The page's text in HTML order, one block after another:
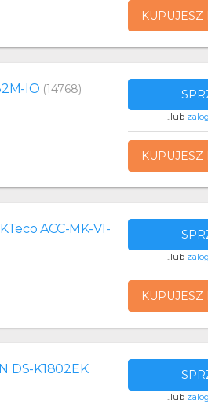
IO (14768)
..lub
ACC-MK-V1-
..lub
DS-K1802EK
..lub